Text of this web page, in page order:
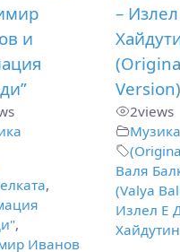
и
,
,
Иванов
–
Version)
2views
Музика
Валя
(Valya
Излел Е
Хайдутин